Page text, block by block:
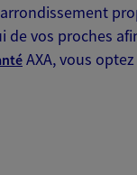
arrondissement
de vos proches
AXA, vous